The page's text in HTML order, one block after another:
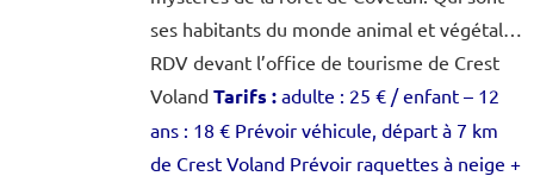
ses habitants du monde animal et végétal…
RDV devant l’office de tourisme de Crest
Voland Tarifs :adulte : 25 € / enfant – 12
ans : 18 € Prévoir véhicule, départ à 7 km
de Crest Voland Prévoir raquettes à neige +